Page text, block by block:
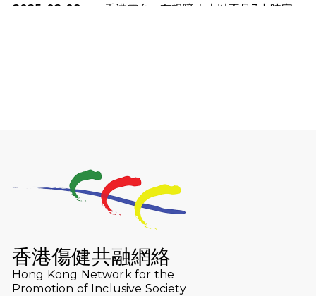
2025-02-09
香港電台 - 有視障人士以不足3小時完
成就毅行壯舉
尋找跑會的故事 #23 | 猛龍長跑會 -
Why Not Run
2024-11-07
樂施毅行者｜毅行40「堅」並肩下周
五開鑼 逾4千健兒蓄勢待發
香港傷健共融網絡
Hong Kong Network for the
Promotion of Inclusive Society